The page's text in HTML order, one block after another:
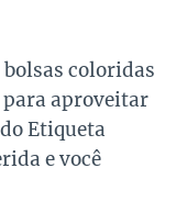
bolsas coloridas
aproveitar
Etiqueta
e você